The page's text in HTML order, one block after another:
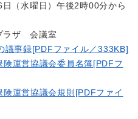
（水曜日）午後2時00分から
ラザ 会議室
議事録[PDFファイル／333KB]
険運営協議会委員名簿[PDFフ
険運営協議会規則[PDFファイ